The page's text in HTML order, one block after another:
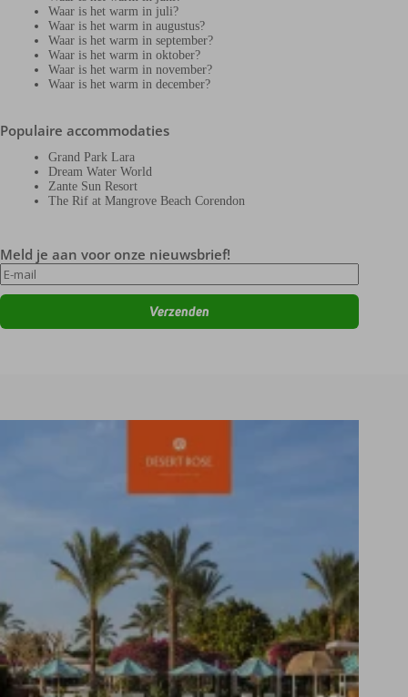
Waar is het warm in juli?
Waar is het warm in augustus?
Waar is het warm in september?
Waar is het warm in oktober?
Waar is het warm in november?
Waar is het warm in december?
Populaire accommodaties
Grand Park Lara
Dream Water World
Zante Sun Resort
The Rif at Mangrove Beach Corendon
Meld je aan voor onze nieuwsbrief!